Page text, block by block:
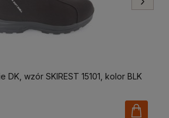
DK, wzór SKIREST 15101, kolor BLK